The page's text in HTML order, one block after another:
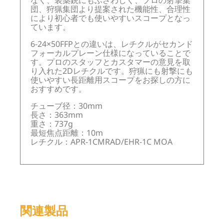
団、狩猟集団より提案された機能性、合理性
により初心者でも使いやすいスコープとなっ
ています。
6-24×50FFPとの違いは、レチクルがセカンド
フォーカルプレーン仕様になっていることで
す。プロのスタッフとカスタマーの意見を取
り入れた2Dレチクルです。狩猟にも射撃にも
使いやすい長距離用スコープをお探しの方に
おすすめです。
チューブ径：30mm
長さ：363mm
重さ：737g
最短焦点距離：10m
レチクル：APR-1CMRAD/EHR-1C MOA
関連製品